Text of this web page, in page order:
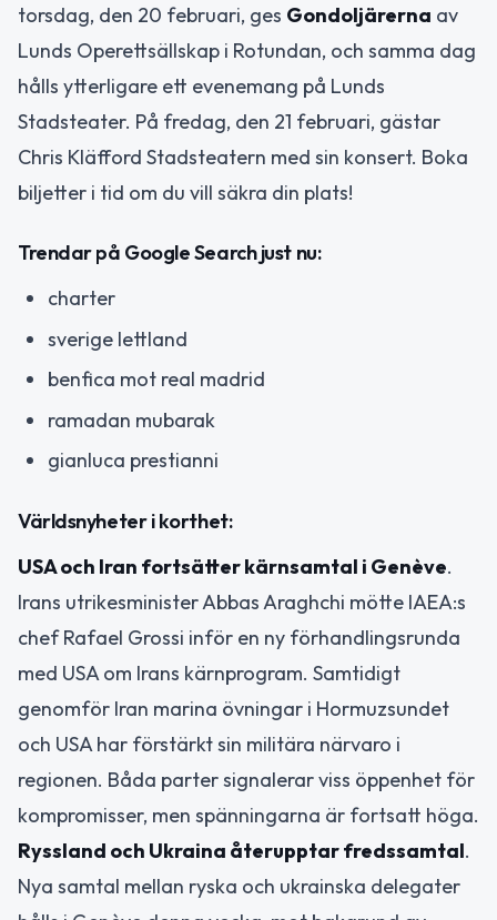
torsdag, den 20 februari, ges Gondoljärerna av
Lunds Operettsällskap i Rotundan, och samma dag
hålls ytterligare ett evenemang på Lunds
Stadsteater. På fredag, den 21 februari, gästar
Chris Kläfford Stadsteatern med sin konsert. Boka
biljetter i tid om du vill säkra din plats!
Trendar på Google Search just nu:
charter
sverige lettland
benfica mot real madrid
ramadan mubarak
gianluca prestianni
Världsnyheter i korthet:
USA och Iran fortsätter kärnsamtal i Genève.
Irans utrikesminister Abbas Araghchi mötte IAEA:s
chef Rafael Grossi inför en ny förhandlingsrunda
med USA om Irans kärnprogram. Samtidigt
genomför Iran marina övningar i Hormuzsundet
och USA har förstärkt sin militära närvaro i
regionen. Båda parter signalerar viss öppenhet för
kompromisser, men spänningarna är fortsatt höga.
Ryssland och Ukraina återupptar fredssamtal.
Nya samtal mellan ryska och ukrainska delegater